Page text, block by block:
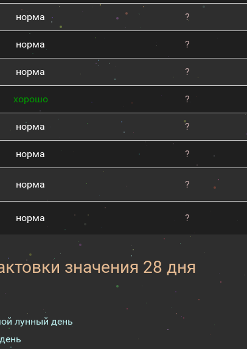
норма ?
норма ?
норма ?
хорошо ?
норма ?
норма ?
норма ?
норма ?
значения 28 дня
лунный день